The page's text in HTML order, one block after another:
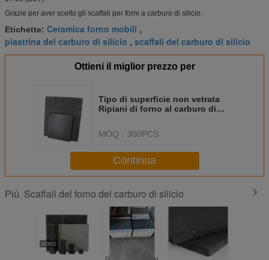
Grazie per aver scelto gli scaffali per forni a carburo di silicio.
Etichette: Ceramica forno mobili ,
piastrina del carburo di silicio , scaffali del carburo di silicio
Ottieni il miglior prezzo per
Tipo di superficie non vetrata
Ripiani di forno al carburo di
MOQ： 300PCS
Continua
Più Scaffali del forno del carburo di silicio